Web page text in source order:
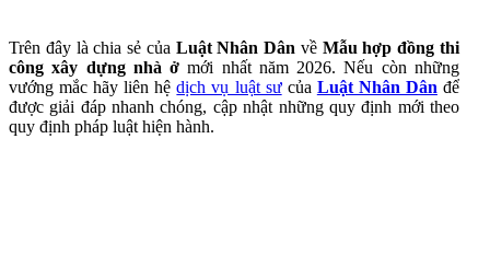
Trên đây là chia sẻ của Luật Nhân Dân về Mẫu hợp đồng thi
công xây dựng nhà ở mới nhất năm 2026. Nếu còn những
vướng mắc hãy liên hệdịch vụ luật sưcủa Luật Nhân Dân để
được giải đáp nhanh chóng, cập nhật những quy định mới theo
quy định pháp luật hiện hành.